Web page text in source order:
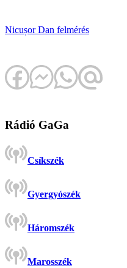
Nicușor Dan felmérés
Rádió GaGa
Csíkszék
Gyergyószék
Háromszék
Marosszék